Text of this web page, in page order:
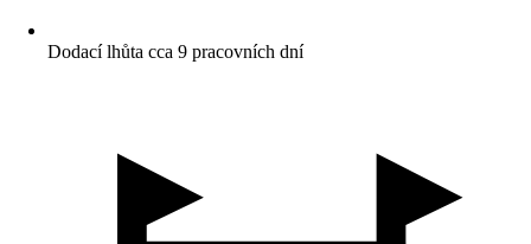
Dodací lhůta cca 9 pracovních dní